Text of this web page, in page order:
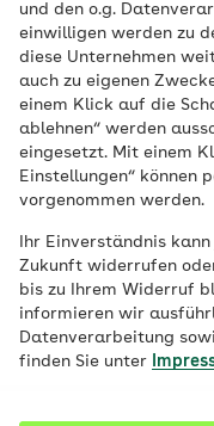
und den o.g.
einwilligen werden zu
diese Unternehmen
auch zu eigenen
einem Klick auf die
ablehnen“ werden
eingesetzt. Mit einem
Einstellungen“ können
vorgenommen werden.
Ihr Einverständnis
Zukunft widerrufen
bis zu Ihrem Widerruf
informieren wir
Datenverarbeitung
finden Sie unter
Weihnachten
dazu.
Pralinen sind
gesund. Zehn
nachhaltige
und in